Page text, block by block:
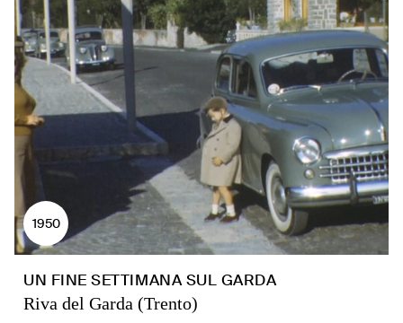
1950
UN FINE SETTIMANA SUL GARDA
Riva del Garda (Trento)